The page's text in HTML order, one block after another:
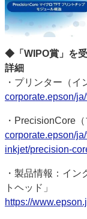
◆「WIPO賞」を
詳細
・プリンター（
corporate.epson/
・PrecisionCore
corporate.epson/
inkjet/precision-
・製品情報：イ
トヘッド」
https://